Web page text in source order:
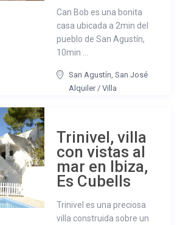
Can Bob es una bonita
casa ubicada a 2min del
pueblo de San Agustín,
10min ...
San Agustín,San José
Alquiler/Villa
Trinivel, villa
con vistas al
mar en Ibiza,
Es Cubells
Trinivel es una preciosa
villa construida sobre un